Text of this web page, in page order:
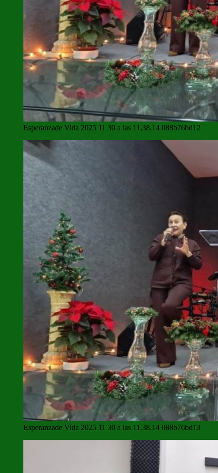
Esperanzade Vida 2025 11 30 a las 11.38.14 088b76bd12
Esperanzade Vida 2025 11 30 a las 11.38.14 088b76bd13